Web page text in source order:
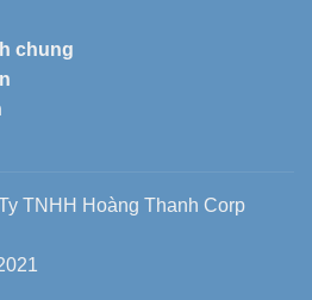
chung
TNHH Hoàng Thanh Corp